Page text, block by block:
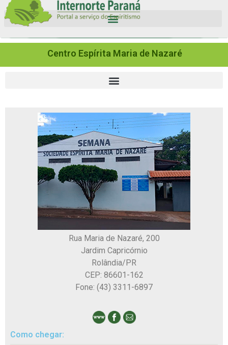
Centro Espírita Maria de Nazaré
Rua Maria de Nazaré, 200
Jardim Capricórnio
Rolândia/PR
CEP: 86601-162
Fone: (43) 3311-6897
Como chegar: